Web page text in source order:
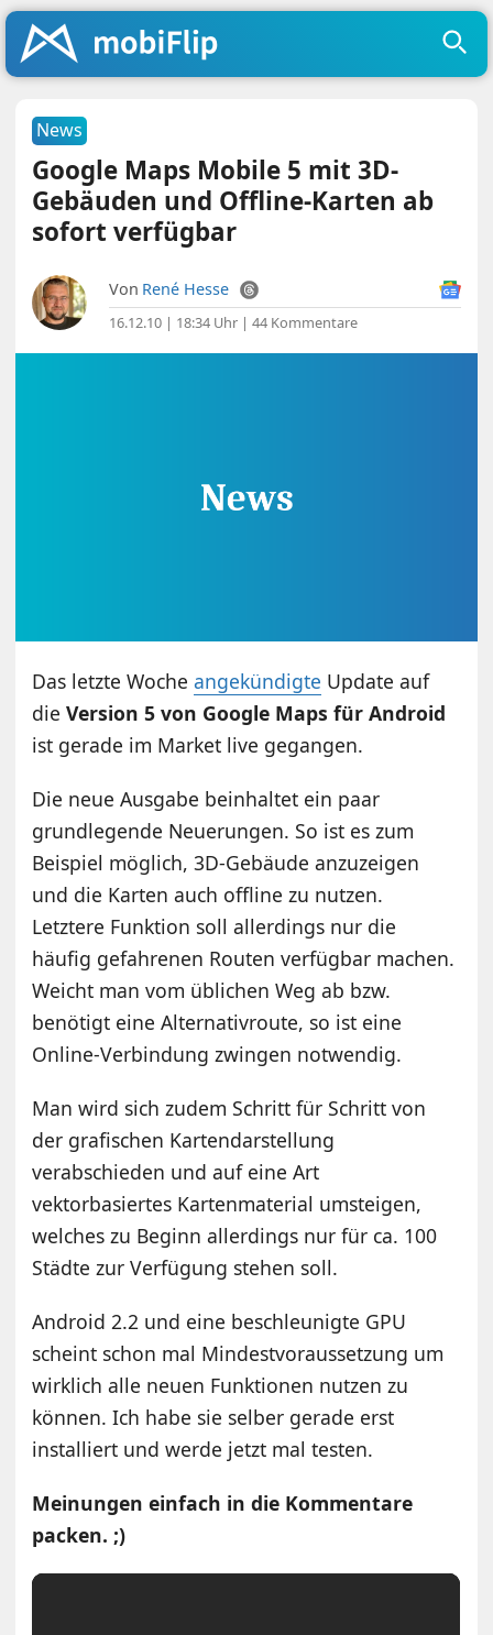
News
Google Maps Mobile 5 mit 3D-
Gebäuden und Offline-Karten ab
sofort verfügbar
Von René Hesse
16.12.10 | 18:34 Uhr |44 Kommentare
Das letzte Wocheangekündigte Update auf
dieVersion 5 von Google Maps für Android
ist gerade im Market live gegangen.
Die neue Ausgabe beinhaltet ein paar
grundlegende Neuerungen. So ist es zum
Beispiel möglich, 3D-Gebäude anzuzeigen
und die Karten auch offline zu nutzen.
Letztere Funktion soll allerdings nur die
häufig gefahrenen Routen verfügbar machen.
Weicht man vom üblichen Weg ab bzw.
benötigt eine Alternativroute, so ist eine
Online-Verbindung zwingen notwendig.
Man wird sich zudem Schritt für Schritt von
der grafischen Kartendarstellung
verabschieden und auf eine Art
vektorbasiertes Kartenmaterial umsteigen,
welches zu Beginn allerdings nur für ca. 100
Städte zur Verfügung stehen soll.
Android 2.2 und eine beschleunigte GPU
scheint schon mal Mindestvoraussetzung um
wirklich alle neuen Funktionen nutzen zu
können. Ich habe sie selber gerade erst
installiert und werde jetzt mal testen.
Meinungen einfach in die Kommentare
packen. ;)